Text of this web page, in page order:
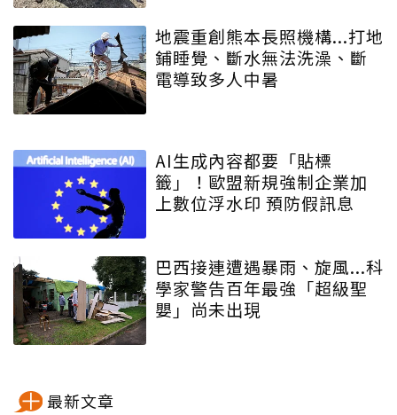
地震重創熊本長照機構...打地
鋪睡覺、斷水無法洗澡、斷
電導致多人中暑
AI生成內容都要「貼標
籤」！歐盟新規強制企業加
上數位浮水印 預防假訊息
巴西接連遭遇暴雨、旋風...科
學家警告百年最強「超級聖
嬰」尚未出現
最新文章